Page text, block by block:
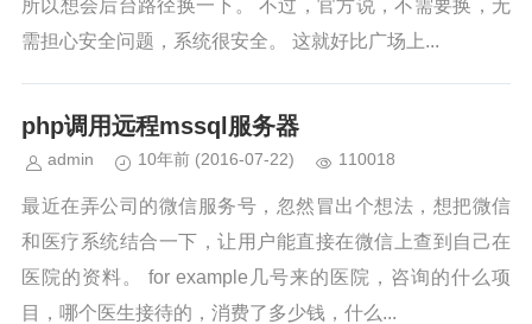
所以想会后台路径换一下。 不过，官方说，不需要换，无
需担心安全问题，系统很安全。 这就好比广场上...
php调用远程mssql服务器
admin 10年前 (2016-07-22) 110018
最近在弄公司的微信服务号，忽然冒出个想法，想把微信
和医疗系统结合一下，让用户能直接在微信上查到自己在
医院的资料。 for example几号来的医院，咨询的什么项
目，哪个医生接待的，消费了多少钱，什么...